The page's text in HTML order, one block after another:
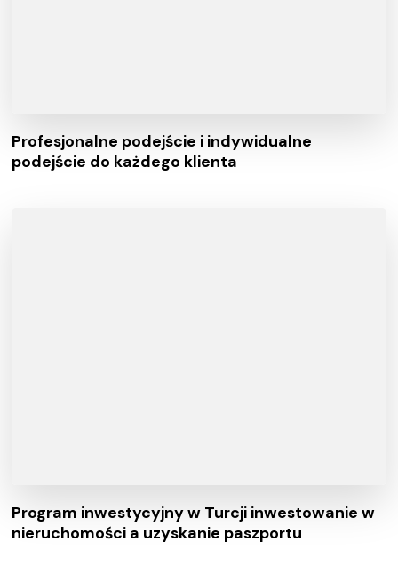
Profesjonalne podejście i indywidualne
podejście do każdego klienta
Program inwestycyjny w Turcji inwestowanie w
nieruchomości a uzyskanie paszportu